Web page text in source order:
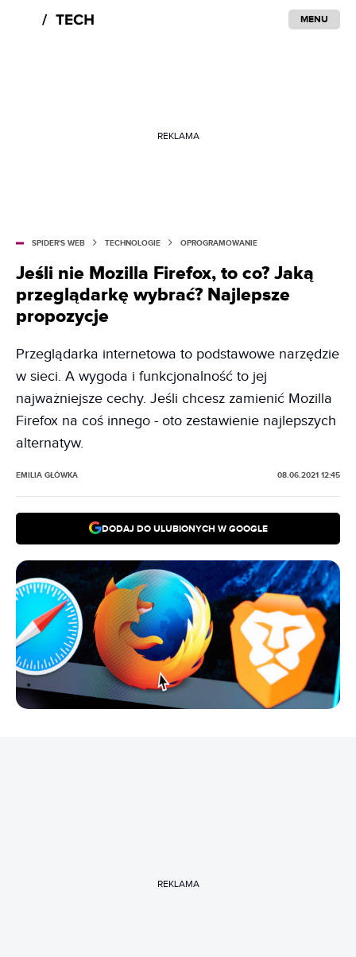
MENU
REKLAMA
SPIDER'S WEB TECHNOLOGIE OPROGRAMOWANIE
Jeśli nie Mozilla Firefox, to co? Jaką
przeglądarkę wybrać? Najlepsze
propozycje
Przeglądarka internetowa to podstawowe narzędzie
w sieci. A wygoda i funkcjonalność to jej
najważniejsze cechy. Jeśli chcesz zamienić Mozilla
Firefox na coś innego - oto zestawienie najlepszych
alternatyw.
EMILIA GŁÓWKA 08.06.2021 12:45
DODAJ DO ULUBIONYCH W GOOGLE
REKLAMA